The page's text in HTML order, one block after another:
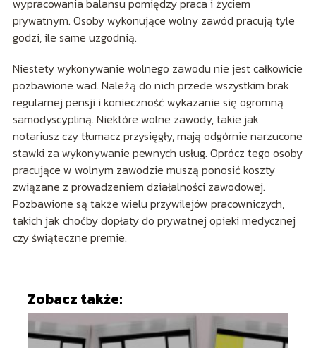
wypracowania balansu pomiędzy praca i życiem
prywatnym. Osoby wykonujące wolny zawód pracują tyle
godzi, ile same uzgodnią.
Niestety wykonywanie wolnego zawodu nie jest całkowicie
pozbawione wad. Należą do nich przede wszystkim brak
regularnej pensji i konieczność wykazanie się ogromną
samodyscypliną. Niektóre wolne zawody, takie jak
notariusz czy tłumacz przysięgły, mają odgórnie narzucone
stawki za wykonywanie pewnych usług. Oprócz tego osoby
pracujące w wolnym zawodzie muszą ponosić koszty
związane z prowadzeniem działalności zawodowej.
Pozbawione są także wielu przywilejów pracowniczych,
takich jak choćby dopłaty do prywatnej opieki medycznej
czy świąteczne premie.
Zobacz także: